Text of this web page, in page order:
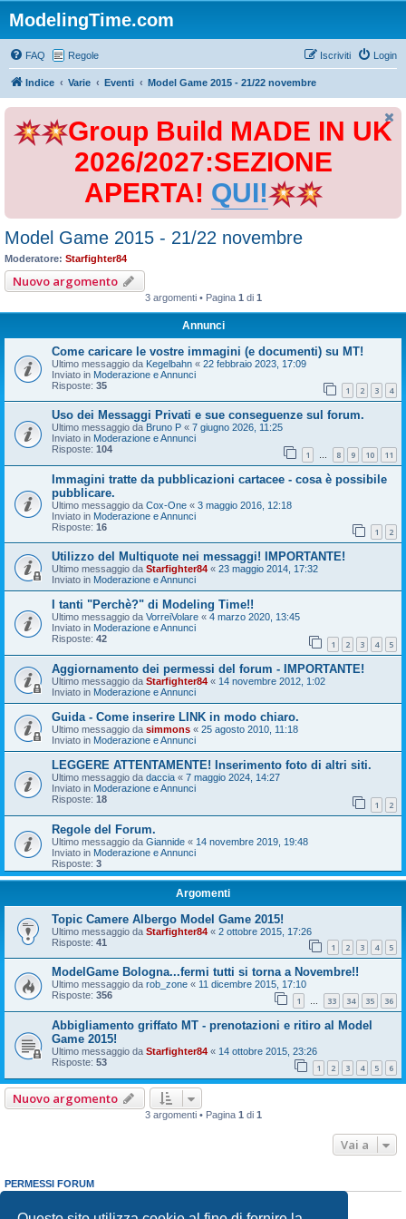
ModelingTime.com
FAQ Regole Login
Iscriviti
Indice Varie Eventi Model Game 2015 - 21/22 novembre
Group Build MADE IN UK
2026/2027:SEZIONE
APERTA! QUI!
Model Game 2015 - 21/22 novembre
Moderatore: Starfighter84
Nuovo argomento
3 argomenti • Pagina 1 di 1
Annunci
Come caricare le vostre immagini (e documenti) su MT!
Ultimo messaggio da Kegelbahn « 22 febbraio 2023, 17:09
Inviato in Moderazione e Annunci
Risposte: 35 1 2 3 4
Uso dei Messaggi Privati e sue conseguenze sul forum.
Ultimo messaggio da Bruno P « 7 giugno 2026, 11:25
Inviato in Moderazione e Annunci
Risposte: 104 1 … 8 9 10 11
Immagini tratte da pubblicazioni cartacee - cosa è possibile
pubblicare.
Ultimo messaggio da Cox-One « 3 maggio 2016, 12:18
Inviato in Moderazione e Annunci
Risposte: 16 1 2
Utilizzo del Multiquote nei messaggi! IMPORTANTE!
Ultimo messaggio da Starfighter84 « 23 maggio 2014, 17:32
Inviato in Moderazione e Annunci
I tanti "Perchè?" di Modeling Time!!
Ultimo messaggio da VorreiVolare « 4 marzo 2020, 13:45
Inviato in Moderazione e Annunci
Risposte: 42 1 2 3 4 5
Aggiornamento dei permessi del forum - IMPORTANTE!
Ultimo messaggio da Starfighter84 « 14 novembre 2012, 1:02
Inviato in Moderazione e Annunci
Guida - Come inserire LINK in modo chiaro.
Ultimo messaggio da simmons « 25 agosto 2010, 11:18
Inviato in Moderazione e Annunci
LEGGERE ATTENTAMENTE! Inserimento foto di altri siti.
Ultimo messaggio da daccia « 7 maggio 2024, 14:27
Inviato in Moderazione e Annunci
Risposte: 18 1 2
Regole del Forum.
Ultimo messaggio da Giannide « 14 novembre 2019, 19:48
Inviato in Moderazione e Annunci
Risposte: 3
Argomenti
Topic Camere Albergo Model Game 2015!
Ultimo messaggio da Starfighter84 « 2 ottobre 2015, 17:26
Risposte: 41 1 2 3 4 5
ModelGame Bologna...fermi tutti si torna a Novembre!!
Ultimo messaggio da rob_zone « 11 dicembre 2015, 17:10
Risposte: 356 1 … 33 34 35 36
Abbigliamento griffato MT - prenotazioni e ritiro al Model
Game 2015!
Ultimo messaggio da Starfighter84 « 14 ottobre 2015, 23:26
Risposte: 53 1 2 3 4 5 6
Nuovo argomento
3 argomenti • Pagina 1 di 1
Vai a
PERMESSI FORUM
Non puoirispondere negli argomenti